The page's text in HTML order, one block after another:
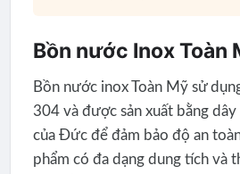
Bồn nước Inox Toàn
Bồn nước inox Toàn Mỹ sử
304 và được sản xuất bằng
của Đức để đảm bảo độ an
phẩm có đa dạng dung tích và